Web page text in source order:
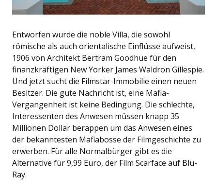
Entworfen wurde die noble Villa, die sowohl
römische als auch orientalische Einflüsse aufweist,
1906 von Architekt Bertram Goodhue für den
finanzkräftigen New Yorker James Waldron Gillespie.
Und jetzt sucht die Filmstar-Immobilie einen neuen
Besitzer. Die gute Nachricht ist, eine Mafia-
Vergangenheit ist keine Bedingung. Die schlechte,
Interessenten des Anwesen müssen knapp 35
Millionen Dollar berappen um das Anwesen eines
der bekanntesten Mafiabosse der Filmgeschichte zu
erwerben. Für alle Normalbürger gibt es die
Alternative für 9,99 Euro, der Film Scarface auf Blu-
Ray.